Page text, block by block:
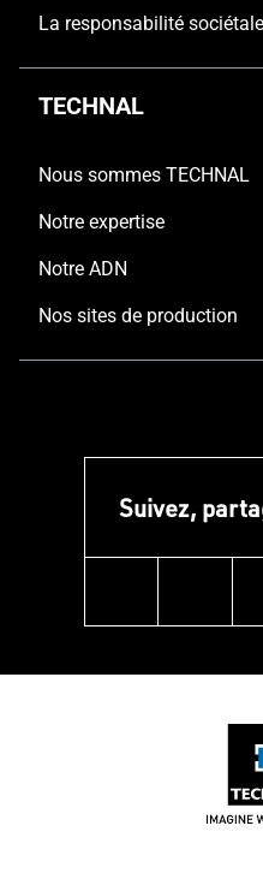
La responsabilité sociétale
TECHNAL
Nous sommes TECHNAL
Notre expertise
Notre ADN
Nos sites de production
Suivez,